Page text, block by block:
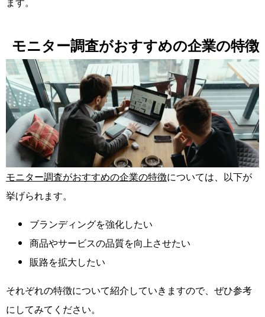
モニター調査がおすすめの企業の特徴
モニター調査がおすすめの企業の特徴については、以下が
挙げられます。
ブランディングを強化したい
商品やサービスの品質を向上させたい
販路を拡大したい
それぞれの特徴について紹介していきますので、ぜひ参考
にしてみてください。